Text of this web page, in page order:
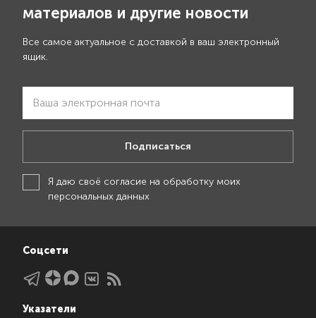
материалов и другие новости
Все самое актуальное с доставкой в ваш электронный
ящик.
Подписаться
Я даю своё согласие на обработку моих
персональных данных
Соцсети
Указатели